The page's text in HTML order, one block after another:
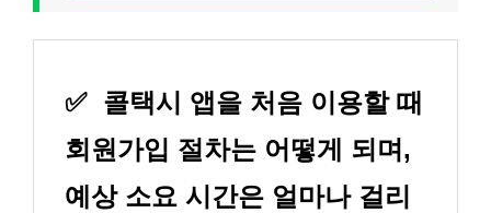
✅ 콜택시 앱을 처음 이용할 때
회원가입 절차는 어떻게 되며,
예상 소요 시간은 얼마나 걸리